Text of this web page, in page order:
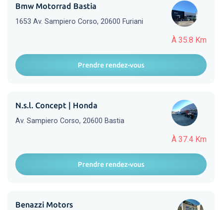
À 35.8 Km
Bmw Motorrad Bastia
1653 Av. Sampiero Corso, 20600 Furiani
Prendre rendez-vous
À 37.4 Km
N.s.l. Concept | Honda
Av. Sampiero Corso, 20600 Bastia
Prendre rendez-vous
Benazzi Motors